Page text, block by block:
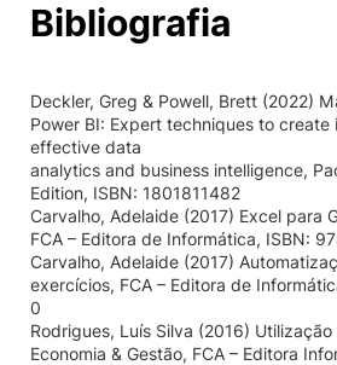
Bibliografia
Deckler, Greg & Powell, Brett (2022)
Power BI: Expert techniques to
effective data
analytics and business intelligence,
Edition, ISBN: 1801811482
Carvalho, Adelaide (2017) Excel para
FCA – Editora de Informática, ISBN:
Carvalho, Adelaide (2017)
exercícios, FCA – Editora de
0
Rodrigues, Luís Silva (2016)
Economia & Gestão, FCA – Editora